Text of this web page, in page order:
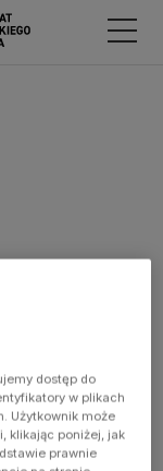
dostęp do
w plikach
Użytkownik może
klikając poniżej, jak
prawnie